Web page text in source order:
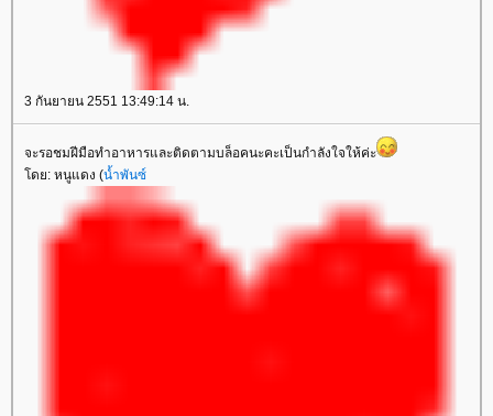
3 กันยายน 2551 13:49:14 น.
จะรอชมฝีมือทำอาหารและติดตามบล็อคนะคะเป็นกำลังใจให้ค่ะ
ดย: หนูแดง (น้ำพันซ์